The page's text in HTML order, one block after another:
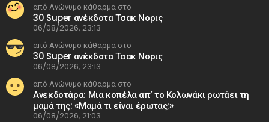
από Ανώνυμο κάθαρμα στο
30 Super ανέκδοτα Τσακ Νορις
06/08/2026, 23:13
από Ανώνυμο κάθαρμα στο
30 Super ανέκδοτα Τσακ Νορις
06/08/2026, 23:13
από Ανώνυμο κάθαρμα στο
Ανεκδοτάρα: Μια κοπέλα απ’ το Κολωνάκι ρωτάει τη
μαμά της: «Μαμά τι είναι έρωτας;»
06/08/2026, 21:03